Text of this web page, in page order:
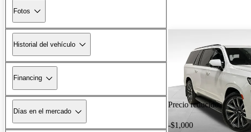
Fotos
Historial del vehículo
Financing
Días en el mercado
Precio reducido
-$1,000